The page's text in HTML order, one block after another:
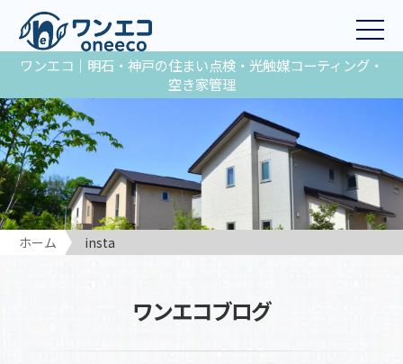
ワンエコ｜明石・神戸の住まい点検・光触媒コーティング・
空き家管理
ホーム insta
ワンエコブログ